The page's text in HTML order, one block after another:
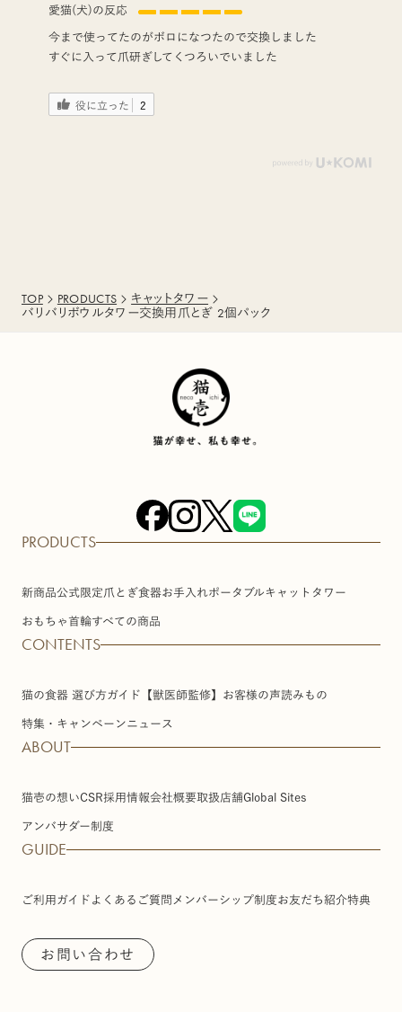
愛猫(犬)の反応
今まで使ってたのがボロになつたので交換しました
すぐに入って爪研ぎしてくつろいでいました
役に立った 2
TOP PRODUCTS
キャットタワー
バリバリボウルタワー交換用爪とぎ 2個パック
PRODUCTS
新商品公式限定爪とぎ食器お手入れポータブル キャットタワー
おもちゃ首輪すべての商品
CONTENTS
猫の食器 選び方ガイド【獣医師監修】 お客様の声読みもの
特集・キャンペーンニュース
ABOUT
猫壱の想いCSR採用情報会社概要取扱店舗Global Sites
アンバサダー制度
GUIDE
ご利用ガイド よくあるご質問 メンバーシップ制度お友だち紹介特典
お問い合わせ